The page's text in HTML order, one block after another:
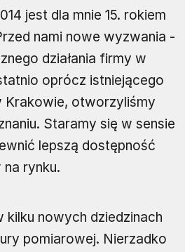
jest dla mnie 15. rokiem
nami nowe wyzwania -
działania firmy w
oprócz istniejącego
Krakowie, otworzyliśmy
Staramy się w sensie
lepszą dostępność
rynku.
kilku nowych dziedzinach
pomiarowej. Nierzadko